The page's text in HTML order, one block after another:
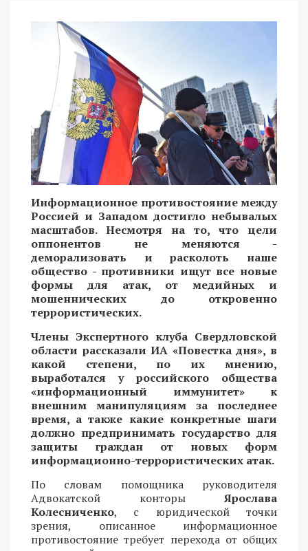
Информационное противостояние между
Россией и Западом достигло небывалых
масштабов. Несмотря на то, что цели
оппонентов не меняются -
деморализовать и расколоть наше
общество - противники ищут все новые
формы для атак, от медийных и
мошеннических до откровенно
террористических.
Члены Экспертного клуба Свердловской
области рассказали ИА «Повестка дня», в
какой степени, по их мнению,
выработался у российского общества
«информационный иммунитет» к
внешним манипуляциям за последнее
время, а также какие конкретные шаги
должно предпринимать государство для
защиты граждан от новых форм
информационно-террористических атак.
По словам помощника руководителя
Адвокатской конторыЯрослава
Колесниченко, с юридической точки
зрения, описанное информационное
противостояние требует перехода от общих